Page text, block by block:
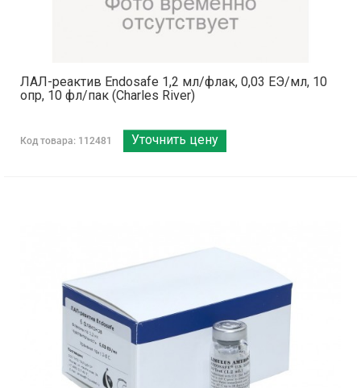
ЛАЛ-реактив Endosafe 1,2 мл/флак, 0,03 ЕЭ/мл, 10
опр, 10 фл/пак (Charles River)
Код товара: 112481 Уточнить цену